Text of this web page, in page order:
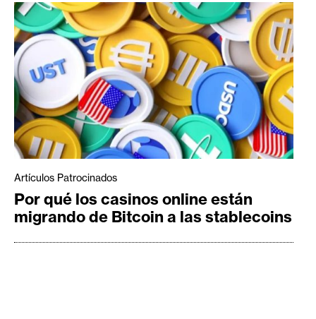
Artículos Patrocinados
Por qué los casinos online están
migrando de Bitcoin a las stablecoins